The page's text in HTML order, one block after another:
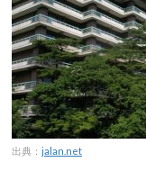
出典： jalan.net